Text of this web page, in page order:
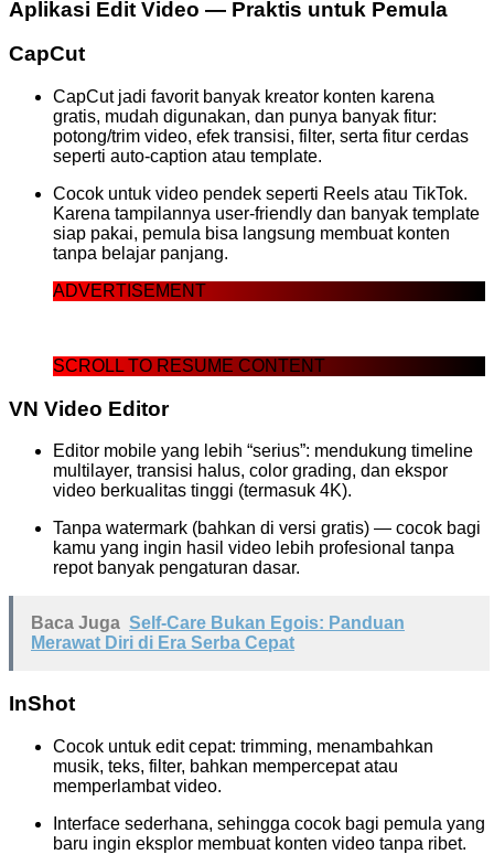
Aplikasi Edit Video — Praktis untuk Pemula
CapCut
CapCut jadi favorit banyak kreator konten karena
gratis, mudah digunakan, dan punya banyak fitur:
potong/trim video, efek transisi, filter, serta fitur cerdas
seperti auto-caption atau template.
Cocok untuk video pendek seperti Reels atau TikTok.
Karena tampilannya user-friendly dan banyak template
siap pakai, pemula bisa langsung membuat konten
tanpa belajar panjang.
ADVERTISEMENT
SCROLL TO RESUME CONTENT
VN Video Editor
Editor mobile yang lebih “serius”: mendukung timeline
multilayer, transisi halus, color grading, dan ekspor
video berkualitas tinggi (termasuk 4K).
Tanpa watermark (bahkan di versi gratis) — cocok bagi
kamu yang ingin hasil video lebih profesional tanpa
repot banyak pengaturan dasar.
Baca Juga Self-Care Bukan Egois: Panduan
Merawat Diri di Era Serba Cepat
InShot
Cocok untuk edit cepat: trimming, menambahkan
musik, teks, filter, bahkan mempercepat atau
memperlambat video.
Interface sederhana, sehingga cocok bagi pemula yang
baru ingin eksplor membuat konten video tanpa ribet.